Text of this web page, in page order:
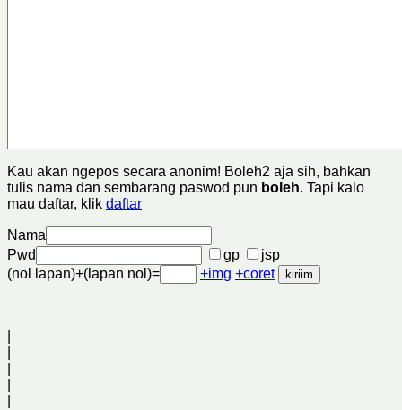
Kau akan ngepos secara anonim! Boleh2 aja sih, bahkan
tulis nama dan sembarang paswod pun boleh. Tapi kalo
mau daftar, klik daftar
Nama
Pwd
gp
jsp
(nol lapan)+(lapan nol)=
+img +coret